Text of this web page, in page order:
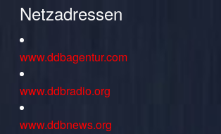
Netzadressen
www.ddbagentur.com
www.ddbradio.org
www.ddbnews.org